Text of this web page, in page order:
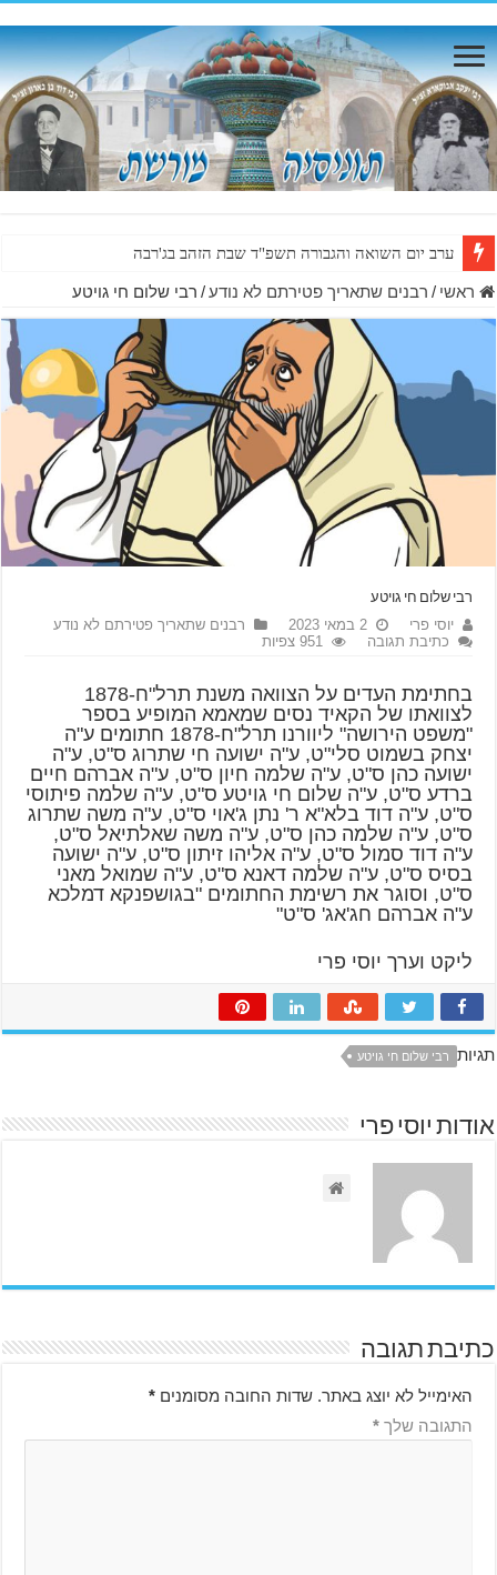
ערב יום השואה והגבורה תשפ"ד שבת הזהב בג'רבה
ראשי / רבנים שתאריך פטירתם לא נודע/ רבי שלום חי גויטע
רבי שלום חי גויטע
יוסי פרי 2 במאי 2023
רבנים שתאריך פטירתם לא נודע
כתיבת תגובה
951 צפיות
בחתימת העדים על הצוואה משנת תרל"ח-1878
לצוואתו של הקאיד נסים שמאמא המופיע בספר
"משפט הירושה" ליוורנו תרל"ח-1878 חתומים ע"ה
יצחק בשמוט סלי"ט, ע"ה ישועה חי שתרוג ס"ט, ע"ה
ישועה כהן ס"ט, ע"ה שלמה חיון ס"ט, ע"ה אברהם חיים
ברדע ס"ט, ע"ה שלום חי גויטע ס"ט, ע"ה שלמה פיתוסי
ס"ט, ע"ה דוד בלא"א ר' נתן ג'אוי ס"ט, ע"ה משה שתרוג
ס"ט, ע"ה שלמה כהן ס"ט, ע"ה משה שאלתיאל ס"ט,
ע"ה דוד סמול ס"ט, ע"ה אליהו זיתון ס"ט, ע"ה ישועה
בסיס ס"ט, ע"ה שלמה דאנא ס"ט, ע"ה שמואל מאני
ס"ט, וסוגר את רשימת החתומים "בגושפנקא דמלכא
ע"ה אברהם חג'אג' ס"ט"
ליקט וערך יוסי פרי
תגיות רבי שלום חי גויטע
אודות יוסי פרי
כתיבת תגובה
האימייל לא יוצג באתר. שדות החובה מסומנים*
התגובה שלך*